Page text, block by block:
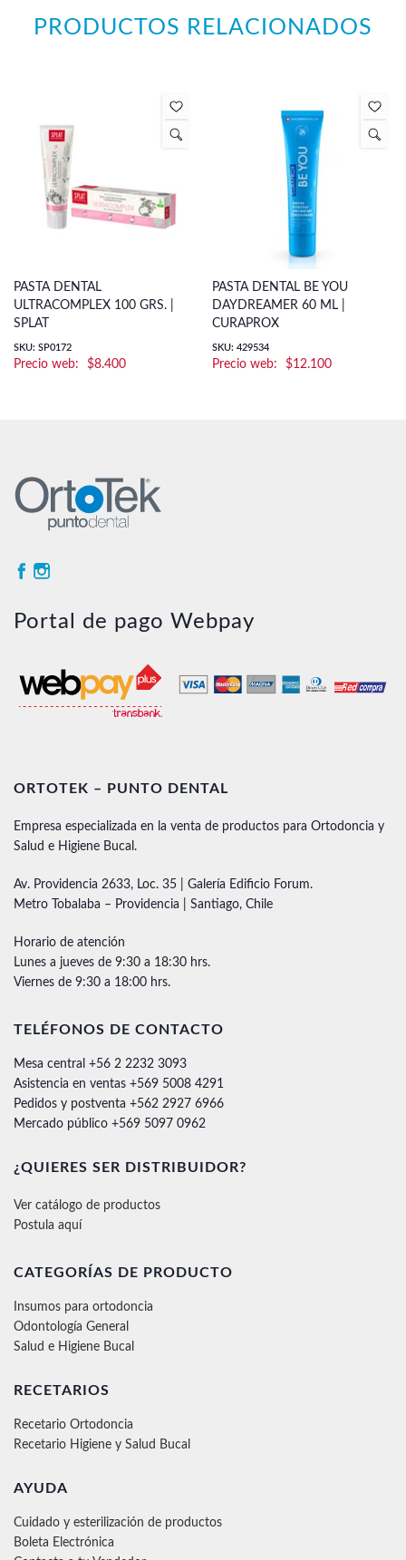
PRODUCTOS RELACIONADOS
PASTA DENTAL
ULTRACOMPLEX 100 GRS. |
SPLAT
SKU: SP0172
$8.400
PASTA DENTAL BE YOU
DAYDREAMER 60 ML |
CURAPROX
SKU: 429534
$12.100
Portal de pago Webpay
ORTOTEK – PUNTO DENTAL
Empresa especializada en la venta de productos para Ortodoncia y
Salud e Higiene Bucal.
Av. Providencia 2633, Loc. 35 | Galería Edificio Forum.
Metro Tobalaba – Providencia | Santiago, Chile
Horario de atención
Lunes a jueves de 9:30 a 18:30 hrs.
Viernes de 9:30 a 18:00 hrs.
TELÉFONOS DE CONTACTO
Mesa central +56 2 2232 3093
Asistencia en ventas +569 5008 4291
Pedidos y postventa +562 2927 6966
Mercado público +569 5097 0962
¿QUIERES SER DISTRIBUIDOR?
Ver catálogo de productos
Postula aquí
CATEGORÍAS DE PRODUCTO
Insumos para ortodoncia
Odontología General
Salud e Higiene Bucal
RECETARIOS
Recetario Ortodoncia
Recetario Higiene y Salud Bucal
AYUDA
Cuidado y esterilización de productos
Boleta Electrónica